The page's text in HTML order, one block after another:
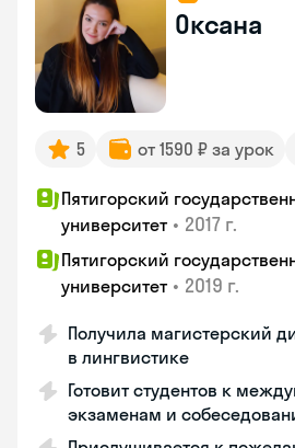
Оксана
5 от 1590 ₽ за урок
Пятигорский
университет • 2017 г.
Пятигорский
университет • 2019 г.
Получила магистерский
в лингвистике
Готовит студентов к
экзаменам и